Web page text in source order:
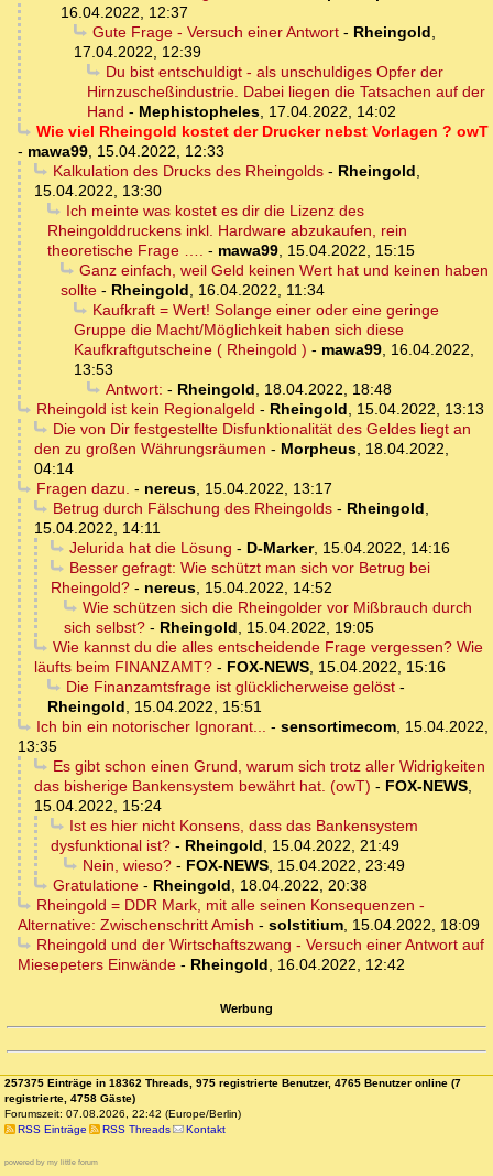
16.04.2022, 12:37
Gute Frage - Versuch einer Antwort- Rheingold,
17.04.2022, 12:39
Du bist entschuldigt - als unschuldiges Opfer der
Hirnzuscheßindustrie. Dabei liegen die Tatsachen auf der
Hand - Mephistopheles, 17.04.2022, 14:02
Wie viel Rheingold kostet der Drucker nebst Vorlagen ? owT
- mawa99, 15.04.2022, 12:33
Kalkulation des Drucks des Rheingolds- Rheingold,
15.04.2022, 13:30
Ich meinte was kostet es dir die Lizenz des
Rheingolddruckens inkl. Hardware abzukaufen, rein
theoretische Frage …. - mawa99, 15.04.2022, 15:15
Ganz einfach, weil Geld keinen Wert hat und keinen haben
sollte - Rheingold, 16.04.2022, 11:34
Kaufkraft = Wert! Solange einer oder eine geringe
Gruppe die Macht/Möglichkeit haben sich diese
Kaufkraftgutscheine ( Rheingold ) - mawa99, 16.04.2022,
13:53
Antwort: - Rheingold, 18.04.2022, 18:48
Rheingold ist kein Regionalgeld - Rheingold, 15.04.2022, 13:13
Die von Dir festgestellte Disfunktionalität des Geldes liegt an
den zu großen Währungsräumen - Morpheus, 18.04.2022,
04:14
Fragen dazu. - nereus, 15.04.2022, 13:17
Betrug durch Fälschung des Rheingolds- Rheingold,
15.04.2022, 14:11
Jelurida hat die Lösung - D-Marker, 15.04.2022, 14:16
Besser gefragt: Wie schützt man sich vor Betrug bei
Rheingold? - nereus, 15.04.2022, 14:52
Wie schützen sich die Rheingolder vor Mißbrauch durch
sich selbst? - Rheingold, 15.04.2022, 19:05
Wie kannst du die alles entscheidende Frage vergessen? Wie
läufts beim FINANZAMT? - FOX-NEWS, 15.04.2022, 15:16
Die Finanzamtsfrage ist glücklicherweise gelöst-
Rheingold, 15.04.2022, 15:51
Ich bin ein notorischer Ignorant... - sensortimecom, 15.04.2022,
13:35
Es gibt schon einen Grund, warum sich trotz aller Widrigkeiten
das bisherige Bankensystem bewährt hat. (owT) - FOX-NEWS,
15.04.2022, 15:24
Ist es hier nicht Konsens, dass das Bankensystem
dysfunktional ist? - Rheingold, 15.04.2022, 21:49
Nein, wieso?- FOX-NEWS, 15.04.2022, 23:49
Gratulatione- Rheingold, 18.04.2022, 20:38
Rheingold = DDR Mark, mit alle seinen Konsequenzen -
Alternative: Zwischenschritt Amish - solstitium, 15.04.2022, 18:09
Rheingold und der Wirtschaftszwang - Versuch einer Antwort auf
Miesepeters Einwände - Rheingold, 16.04.2022, 12:42
Werbung
257375 Einträge in 18362 Threads, 975 registrierte Benutzer, 4765 Benutzer online (7
registrierte, 4758 Gäste)
Forumszeit: 07.08.2026, 22:42 (Europe/Berlin)
RSS Einträge
RSS Threads Kontakt
powered by my little forum